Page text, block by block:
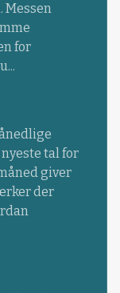
Messen
for
tal for
giver
der